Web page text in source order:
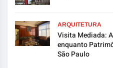
ARQUITETURA
Visita Mediada:
enquanto
São Paulo